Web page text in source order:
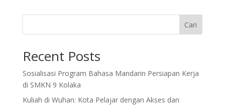
Cari
Recent Posts
Sosialisasi Program Bahasa Mandarin Persiapan Kerja
di SMKN 9 Kolaka
Kuliah di Wuhan: Kota Pelajar dengan Akses dan